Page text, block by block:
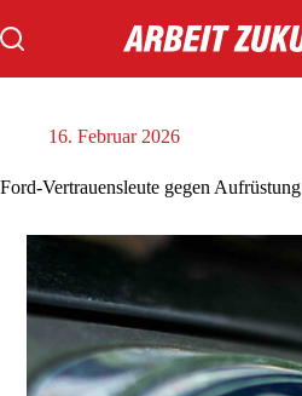
Inhalt
springen
16. Februar 2026
Ford-Vertrauensleute gegen Aufrüstung